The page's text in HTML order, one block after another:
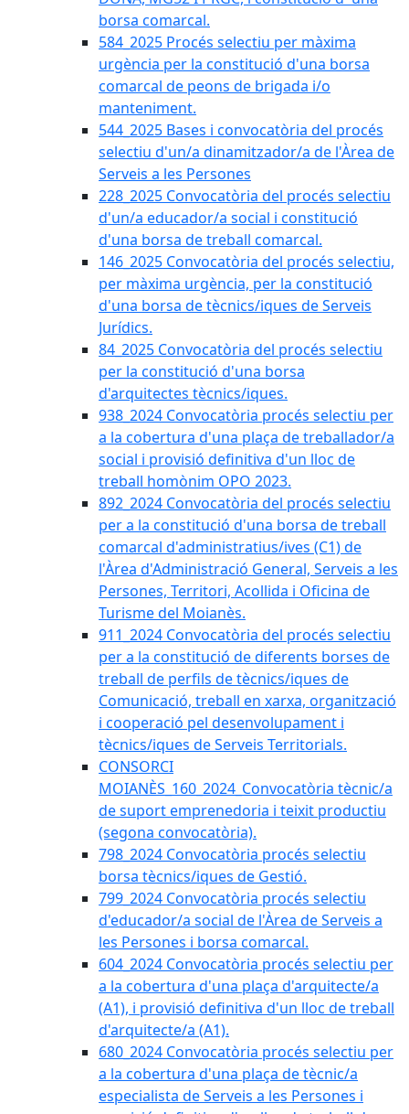
borsa comarcal.
584_2025 Procés selectiu per màxima
urgència per la constitució d'una borsa
comarcal de peons de brigada i/o
manteniment.
544_2025 Bases i convocatòria del procés
selectiu d'un/a dinamitzador/a de l'Àrea de
Serveis a les Persones
228_2025 Convocatòria del procés selectiu
d'un/a educador/a social i constitució
d'una borsa de treball comarcal.
146_2025 Convocatòria del procés selectiu,
per màxima urgència, per la constitució
d'una borsa de tècnics/iques de Serveis
Jurídics.
84_2025 Convocatòria del procés selectiu
per la constitució d'una borsa
d'arquitectes tècnics/iques.
938_2024 Convocatòria procés selectiu per
a la cobertura d'una plaça de treballador/a
social i provisió definitiva d'un lloc de
treball homònim OPO 2023.
892_2024 Convocatòria del procés selectiu
per a la constitució d'una borsa de treball
comarcal d'administratius/ives (C1) de
l'Àrea d'Administració General, Serveis a les
Persones, Territori, Acollida i Oficina de
Turisme del Moianès.
911_2024 Convocatòria del procés selectiu
per a la constitució de diferents borses de
treball de perfils de tècnics/iques de
Comunicació, treball en xarxa, organització
i cooperació pel desenvolupament i
tècnics/iques de Serveis Territorials.
CONSORCI
MOIANÈS_160_2024_Convocatòria tècnic/a
de suport emprenedoria i teixit productiu
(segona convocatòria).
798_2024 Convocatòria procés selectiu
borsa tècnics/iques de Gestió.
799_2024 Convocatòria procés selectiu
d'educador/a social de l'Àrea de Serveis a
les Persones i borsa comarcal.
604_2024 Convocatòria procés selectiu per
a la cobertura d'una plaça d'arquitecte/a
(A1), i provisió definitiva d'un lloc de treball
d'arquitecte/a (A1).
680_2024 Convocatòria procés selectiu per
a la cobertura d'una plaça de tècnic/a
especialista de Serveis a les Persones i